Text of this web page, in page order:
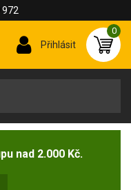
972
Přihlásit
0
nad 2.000 Kč.